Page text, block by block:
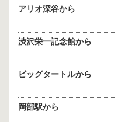
アリオ深谷から
渋沢栄一記念館から
ビッグタートルから
岡部駅から